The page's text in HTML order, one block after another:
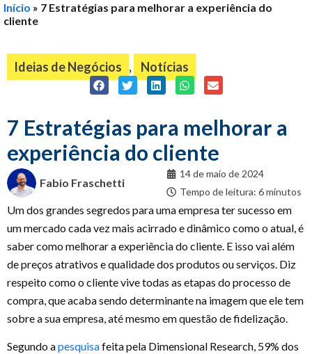
Início » 7 Estratégias para melhorar a experiência do
cliente
Ideias de Negócios , Notícias
7 Estratégias para melhorar a
experiência do cliente
Fabio Fraschetti
14 de maio de 2024
Tempo de leitura: 6 minutos
Um dos grandes segredos para uma empresa ter sucesso em
um mercado cada vez mais acirrado e dinâmico como o atual, é
saber como melhorar a experiência do cliente. E isso vai além
de preços atrativos e qualidade dos produtos ou serviços. Diz
respeito como o cliente vive todas as etapas do processo de
compra, que acaba sendo determinante na imagem que ele tem
sobre a sua empresa, até mesmo em questão de fidelização.
Segundo apesquisafeita pela Dimensional Research, 59% dos